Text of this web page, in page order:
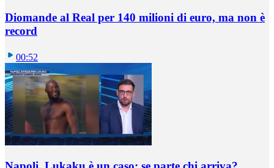
Diomande al Real per 140 milioni di euro, ma non è
record
00:52